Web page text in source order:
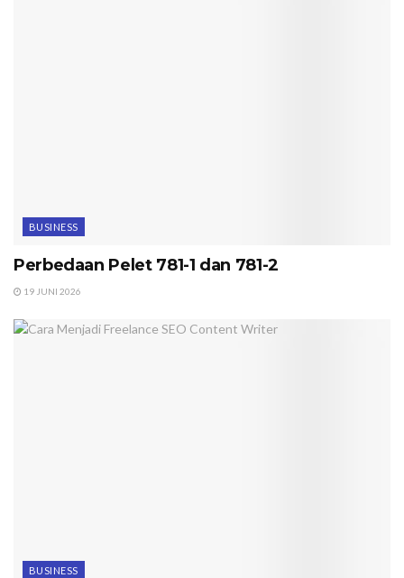
BUSINESS
Perbedaan Pelet 781-1 dan 781-2
19 JUNI 2026
BUSINESS